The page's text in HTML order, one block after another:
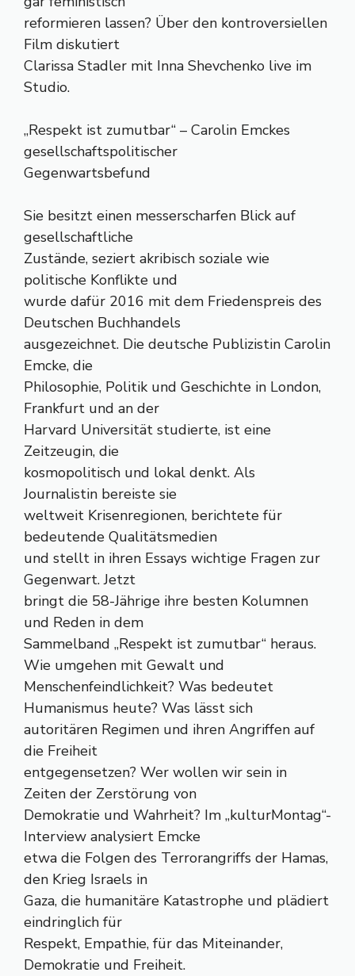
reformieren lassen? Über den kontroversiellen
Film diskutiert
Clarissa Stadler mit Inna Shevchenko live im
Studio.
„Respekt ist zumutbar“ – Carolin Emckes
gesellschaftspolitischer
Gegenwartsbefund
Sie besitzt einen messerscharfen Blick auf
gesellschaftliche
Zustände, seziert akribisch soziale wie
politische Konflikte und
wurde dafür 2016 mit dem Friedenspreis des
Deutschen Buchhandels
ausgezeichnet. Die deutsche Publizistin Carolin
Emcke, die
Philosophie, Politik und Geschichte in London,
Frankfurt und an der
Harvard Universität studierte, ist eine
Zeitzeugin, die
kosmopolitisch und lokal denkt. Als
Journalistin bereiste sie
weltweit Krisenregionen, berichtete für
bedeutende Qualitätsmedien
und stellt in ihren Essays wichtige Fragen zur
Gegenwart. Jetzt
bringt die 58-Jährige ihre besten Kolumnen
und Reden in dem
Sammelband „Respekt ist zumutbar“ heraus.
Wie umgehen mit Gewalt und
Menschenfeindlichkeit? Was bedeutet
Humanismus heute? Was lässt sich
autoritären Regimen und ihren Angriffen auf
die Freiheit
entgegensetzen? Wer wollen wir sein in
Zeiten der Zerstörung von
Demokratie und Wahrheit? Im „kulturMontag“-
Interview analysiert Emcke
etwa die Folgen des Terrorangriffs der Hamas,
den Krieg Israels in
Gaza, die humanitäre Katastrophe und plädiert
eindringlich für
Respekt, Empathie, für das Miteinander,
Demokratie und Freiheit.